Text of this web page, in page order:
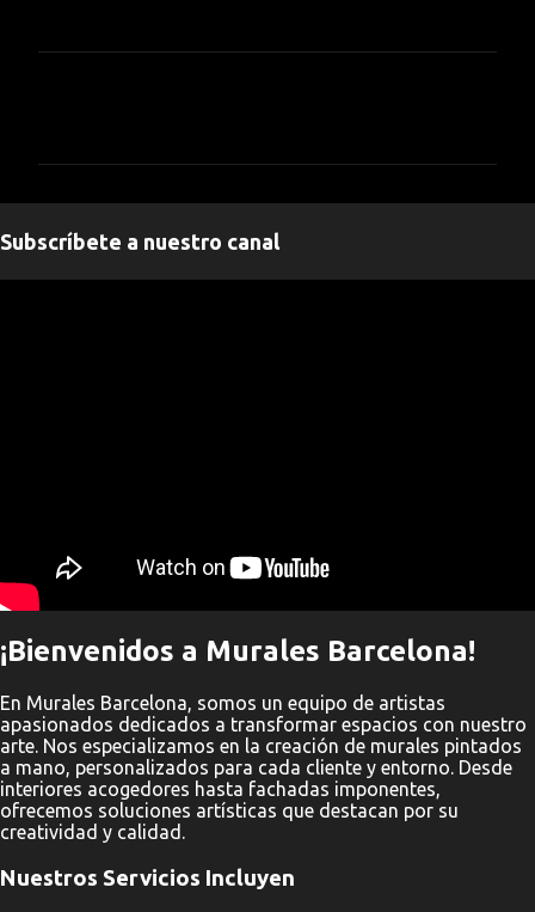
t
Subscríbete a nuestro canal
¡Bienvenidos a Murales Barcelona!
En Murales Barcelona, somos un equipo de artistas
apasionados dedicados a transformar espacios con nuestro
arte. Nos especializamos en la creación de murales pintados
a mano, personalizados para cada cliente y entorno. Desde
interiores acogedores hasta fachadas imponentes,
ofrecemos soluciones artísticas que destacan por su
creatividad y calidad.
Nuestros Servicios Incluyen